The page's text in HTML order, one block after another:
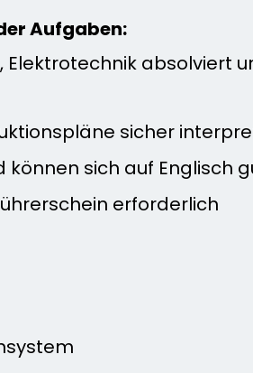
Aufgaben:
absolviert
sicher
können sich auf Englisch
erforderlich